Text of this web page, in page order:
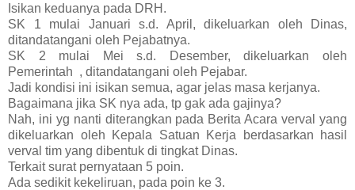
Isikan keduanya pada DRH.
SK 1 mulai Januari s.d. April, dikeluarkan oleh Dinas,
ditandatangani oleh Pejabatnya.
SK 2 mulai Mei s.d. Desember, dikeluarkan oleh
Pemerintah , ditandatangani oleh Pejabar.
Jadi kondisi ini isikan semua, agar jelas masa kerjanya.
Bagaimana jika SK nya ada, tp gak ada gajinya?
Nah, ini yg nanti diterangkan pada Berita Acara verval yang
dikeluarkan oleh Kepala Satuan Kerja berdasarkan hasil
verval tim yang dibentuk di tingkat Dinas.
Terkait surat pernyataan 5 poin.
Ada sedikit kekeliruan, pada poin ke 3.